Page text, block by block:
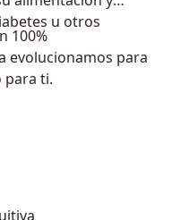
u otros
100%
evolucionamos para
para ti.